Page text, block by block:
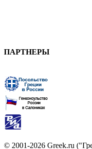
ПАРТНЕРЫ
© 2001-2026 Greek.ru